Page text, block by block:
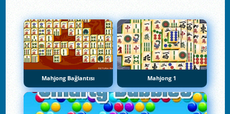
Mahjong Bağlantısı Mahjong 1